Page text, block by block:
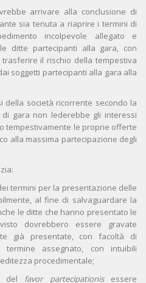
arrivare alla conclusione di
sia tenuta a riaprire i termini di
incolpevole allegato e
ditte partecipanti alla gara, con
trasferire il rischio della tempestiva
soggetti partecipanti alla gara alla
della società ricorrente secondo la
gara non lederebbe gli interessi
tempestivamente le proprie offerte
alla massima partecipazione degli
termini per la presentazione delle
al fine di salvaguardare la
le ditte che hanno presentato le
dovrebbero essere gravate
già presentate, con facoltà di
assegnato, con intuibili
procedimentale;
del favor partecipationisessere